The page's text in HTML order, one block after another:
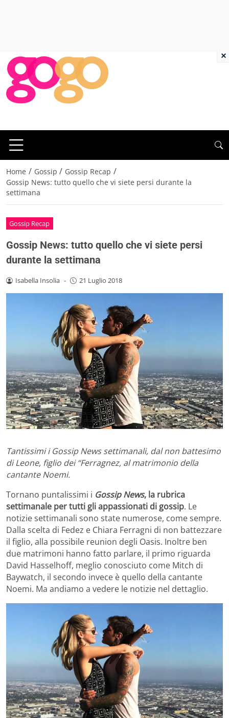
Home / Gossip / Gossip Recap /
Gossip News: tutto quello che vi siete persi durante la
settimana
Gossip Recap
Gossip News: tutto quello che vi siete persi
durante la settimana
Isabella Insolia - 21 Luglio 2018
Tantissimi i Gossip News settimanali, dal non battesimo
di Leone, figlio dei “Ferragnez, al matrimonio della
cantante Noemi.
Tornano puntalissimi i Gossip News, la rubrica
settimanale per tutti gli appassionati di gossip. Le
notizie settimanali sono state numerose, come sempre.
Dalla scelta di Fedez e Chiara Ferragni di non battezzare
il figlio, alla possibile reunion degli Oasis. Inoltre ben
due matrimoni hanno fatto parlare, il primo riguarda
David Hasselhoff, meglio conosciuto come Mitch di
Baywatch, il secondo invece è quello della cantante
Noemi. Ma andiamo a vedere le notizie nel dettaglio.
×